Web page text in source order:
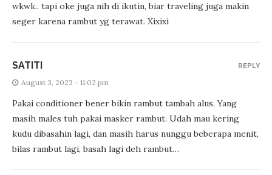
wkwk.. tapi oke juga nih di ikutin, biar traveling juga makin
seger karena rambut yg terawat. Xixixi
SATITI
August 3, 2023 - 11:02 pm
Pakai conditioner bener bikin rambut tambah alus. Yang
masih males tuh pakai masker rambut. Udah mau kering
kudu dibasahin lagi, dan masih harus nunggu beberapa menit,
bilas rambut lagi, basah lagi deh rambut…
REPLY